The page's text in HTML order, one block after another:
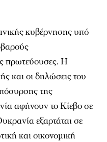
κυβέρνησης υπό
πρωτεύουσες. Η
και οι δηλώσεις του
της
αφήνουν το Κίεβο σε
εξαρτάται σε
και οικονομική